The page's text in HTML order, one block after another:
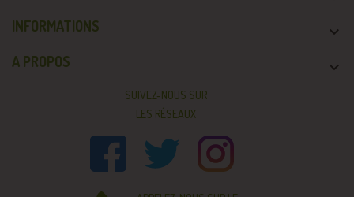
INFORMATIONS 
A PROPOS 
SUIVEZ-NOUS SUR
LES RÉSEAUX